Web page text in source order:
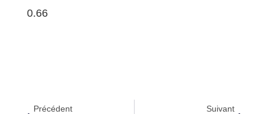
Précédent Suivant